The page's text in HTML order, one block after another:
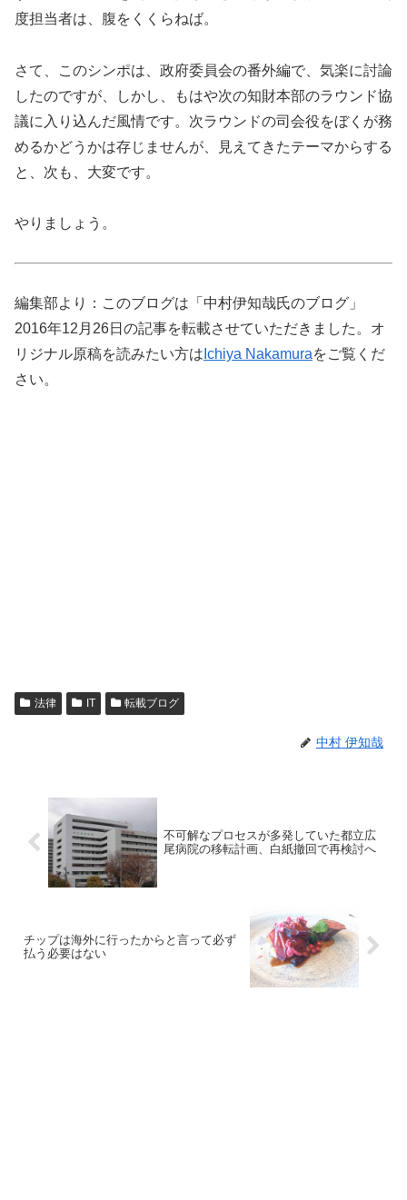
度担当者は、腹をくくらねば。
さて、このシンポは、政府委員会の番外編で、気楽に討論
したのですが、しかし、もはや次の知財本部のラウンド協
議に入り込んだ風情です。次ラウンドの司会役をぼくが務
めるかどうかは存じませんが、見えてきたテーマからする
と、次も、大変です。
やりましょう。
編集部より：このブログは「中村伊知哉氏のブログ」
2016年12月26日の記事を転載させていただきました。オ
リジナル原稿を読みたい方は Ichiya Nakamuraをご覧くだ
さい。
法律 IT 転載ブログ
中村 伊知哉
不可解なプロセスが多発していた都立広
尾病院の移転計画、白紙撤回で再検討へ
チップは海外に行ったからと言って必ず
払う必要はない